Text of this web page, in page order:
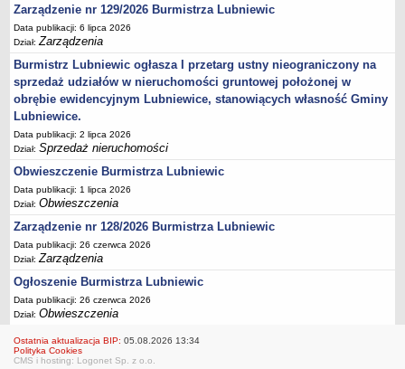
Fundacje i Stowarzyszenia dofinansowane z JST
Pomoc publiczna
Budżet obywatelski
Majątek jednostek podległych
Koszt wychowania przedszkolnego
PRZETARGI
Zamówienia publiczne
Sprzedaż mienia
Sprzedaż nieruchomości
Zapytania ofertowe
Plan zamówień publicznych
PRAWO LOKALNE
Statut
Zarządzenia Burmistrza
Zarządzenie nr 129/2026 Burmistrza Lubniewic
Data publikacji: 6 lipca 2026
Dział:Zarządzenia
Burmistrz Lubniewic ogłasza I przetarg ustny nieograniczony na
sprzedaż udziałów w nieruchomości gruntowej położonej w
obrębie ewidencyjnym Lubniewice, stanowiących własność Gminy
Lubniewice.
Data publikacji: 2 lipca 2026
Dział:Sprzedaż nieruchomości
Obwieszczenie Burmistrza Lubniewic
Data publikacji: 1 lipca 2026
Dział:Obwieszczenia
Zarządzenie nr 128/2026 Burmistrza Lubniewic
Data publikacji: 26 czerwca 2026
Dział:Zarządzenia
Ogłoszenie Burmistrza Lubniewic
Data publikacji: 26 czerwca 2026
Dział:Obwieszczenia
Ostatnia aktualizacja BIP: 05.08.2026 13:34
Polityka Cookies
CMS i hosting: Logonet Sp. z o.o.